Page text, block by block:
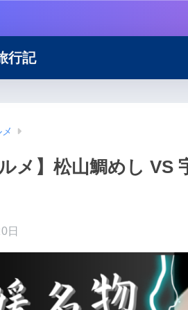
行記
ルメ】松山鯛めし VS
日